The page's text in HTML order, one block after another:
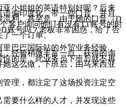
小姐姐的英语特别好呢？后来
偏印度化，带一些口音。并且
利。甚至是，由于她的口音（D
客户询问他们有没有TT账号的时
账号吗？老板非常困惑，给了否
了一个订单。
巴巴国际站的外贸业务经验，
经验稍微丰富一点，获得的询
的是，此业务员下班后就不再
这么做，下班后，由马来西亚
理，都注定了这场投资注定空
要什么样的人才，并发现这些